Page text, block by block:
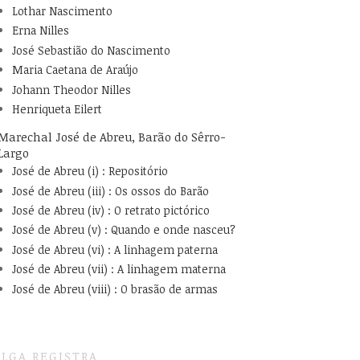
Lothar Nascimento
Erna Nilles
José Sebastião do Nascimento
Maria Caetana de Araújo
Johann Theodor Nilles
Henriqueta Eilert
José de Abreu, Barão do Sêrro-
José de Abreu (i) : Repositório
José de Abreu (iii) : Os ossos do Barão
José de Abreu (iv) : O retrato pictórico
José de Abreu (v) : Quando e onde nasceu?
José de Abreu (vi) : A linhagem paterna
José de Abreu (vii) : A linhagem materna
José de Abreu (viii) : O brasão de armas
REGISTRA